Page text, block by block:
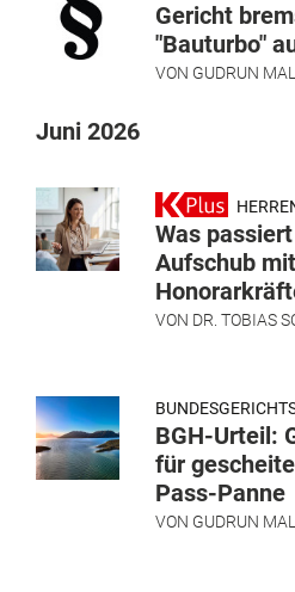
Gericht
"Bauturbo"
VON GUDRUN
Juni 2026
Was
Aufschub
VON DR. TOBIAS
BGH-Urteil:
für
Pass-Panne
VON GUDRUN